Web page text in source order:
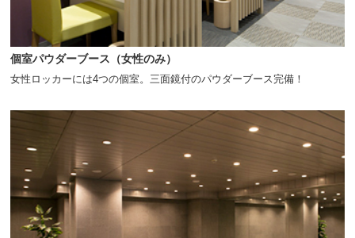
個室パウダーブース（女性のみ）
女性ロッカーには4つの個室。三面鏡付のパウダーブース完備！